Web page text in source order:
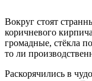
Вокруг стоят
коричневого
громадные, стёкла
то ли
Раскорячились в